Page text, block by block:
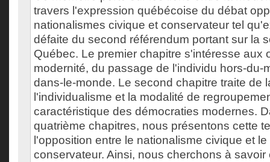
travers l'expression québécoise du débat
nationalismes civique et conservateur tel
défaite du second référendum portant sur la
Québec. Le premier chapitre s'intéresse aux
modernité, du passage de l'individu hors-du-
dans-le-monde. Le second chapitre traite de
l'individualisme et la modalité de
caractéristique des démocraties modernes.
quatrième chapitres, nous présentons cette
l'opposition entre le nationalisme civique et
conservateur. Ainsi, nous cherchons à savoir